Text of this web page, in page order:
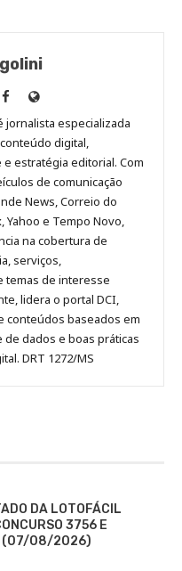
Anny
Malagolini
no
Facebook
Site
de
Anny
Malagolini
jornalista especializada
digital,
estratégia editorial. Com
de comunicação
News, Correio do
Yahoo e Tempo Novo,
na cobertura de
serviços,
temas de interesse
lidera o portal DCI,
conteúdos baseados em
de dados e boas práticas
DRT 1272/MS
DA LOTOFÁCIL
3756 E
(07/08/2026)